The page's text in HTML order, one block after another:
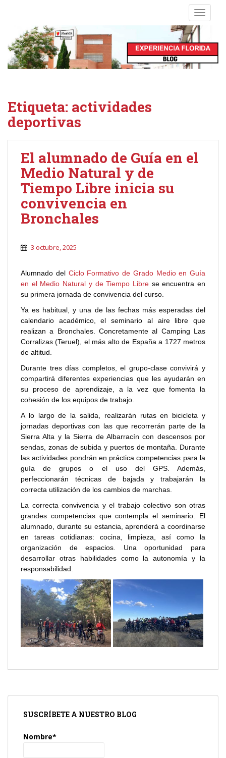
Etiqueta: actividades
deportivas
El alumnado de Guía en el
Medio Natural y de
Tiempo Libre inicia su
convivencia en
Bronchales
3 octubre, 2025
Alumnado del Ciclo Formativo de Grado Medio en Guía
en el Medio Natural y de Tiempo Librese encuentra en
su primera jornada de convivencia del curso.
Ya es habitual, y una de las fechas más esperadas del
calendario académico, el seminario al aire libre que
realizan a Bronchales. Concretamente al Camping Las
Corralizas (Teruel), el más alto de España a 1727 metros
de altitud.
Durante tres días completos, el grupo-clase convivirá y
compartirá diferentes experiencias que les ayudarán en
su proceso de aprendizaje, a la vez que fomenta la
cohesión de los equipos de trabajo.
A lo largo de la salida, realizarán rutas en bicicleta y
jornadas deportivas con las que recorrerán parte de la
Sierra Alta y la Sierra de Albarracín con descensos por
sendas, zonas de subida y puertos de montaña. Durante
las actividades pondrán en práctica competencias para la
guía de grupos o el uso del GPS. Además,
perfeccionarán técnicas de bajada y trabajarán la
correcta utilización de los cambios de marchas.
La correcta convivencia y el trabajo colectivo son otras
grandes competencias que contempla el seminario. El
alumnado, durante su estancia, aprenderá a coordinarse
en tareas cotidianas: cocina, limpieza, así como la
organización de espacios. Una oportunidad para
desarrollar otras habilidades como la autonomía y la
responsabilidad.
SUSCRÍBETE A NUESTRO BLOG
Nombre*